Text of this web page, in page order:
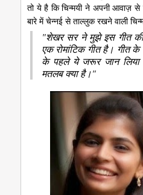
तो ये है कि चिन्मयी ने अपनी आवाज़
बारे में चेन्नई से ताल्लुक रखने वाली
"शेखर सर ने मुझे इस गीत की
एक रोमांटिक गीत है। गीत
के पहले ये जरूर जान लिया
मतलब क्या है।"